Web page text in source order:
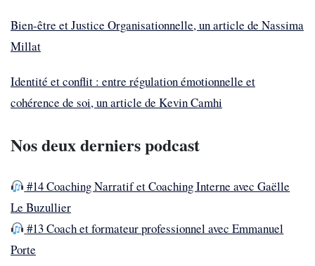
Bien-être et Justice Organisationnelle, un article de Nassima
Millat
Identité et conflit : entre régulation émotionnelle et
cohérence de soi, un article de Kevin Camhi
Nos deux derniers podcast
#14 Coaching Narratif et Coaching Interne avec Gaëlle
Le Buzullier
#13 Coach et formateur professionnel avec Emmanuel
Porte